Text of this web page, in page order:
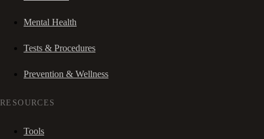
Mental Health
Tests & Procedures
Prevention & Wellness
RESOURCES
Tools